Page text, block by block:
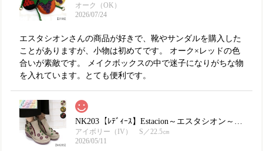
オーク（OK）
2026/07/24
エスタシオンさんの商品が好きで、靴やサンダルを購入した
ことがありますが、小物は初めてです。 オーク×レッドの色
合いが素敵です。 メイクボックスの中で迷子になりがちな物
を入れています。とても便利です。
アイボリー（IV） S／22.5㎝
2026/05/11